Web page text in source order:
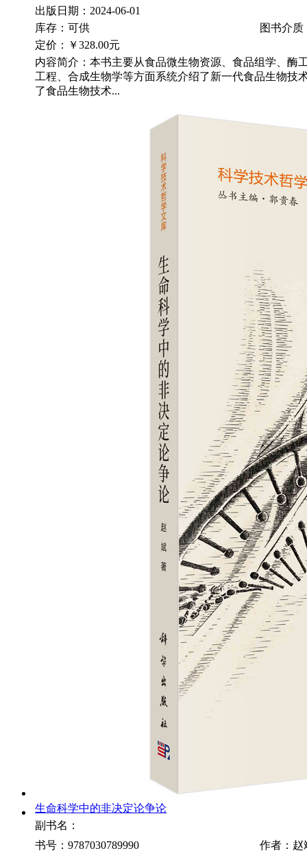
出版日期：2024-06-01
库存：可供
图书介质
定价：
￥328.00元
内容简介：本书主要从食品微生物资源、食品组学、酶
工程、合成生物学等方面系统介绍了新一代食品生物技
了食品生物技术...
生命科学中的非决定论争论
副书名：
书号：9787030789990
作者：赵